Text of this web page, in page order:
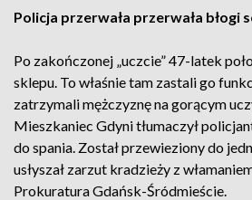
Policja przerwała przerwała błogi
Po zakończonej „uczcie” 47-latek
sklepu. To właśnie tam zastali go
zatrzymali mężczyznę na gorącym
Mieszkaniec Gdyni tłumaczył
do spania. Został przewieziony do
usłyszał zarzut kradzieży z
Prokuratura Gdańsk-Śródmieście.